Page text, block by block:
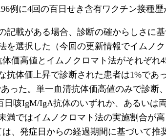
例に4回の百日せき含有ワクチン接種歴
記載がある場合、診断の確からしさに
を選択した（今回の更新情報でイムノ
価高値とイムノクロマト法がそれぞ
抗体価上昇で診断された患者は1%で
った。単一血清抗体価高値のみで診
日咳IgM/IgA抗体のいずれか、あるい
満ではイムノクロマト法の実施割合が
、発症日からの経過期間に基づいて